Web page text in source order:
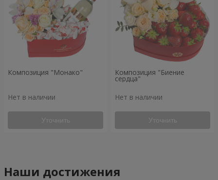
Композиция "Монако"
Нет в наличии
Уточнить
Композиция "Биение
сердца"
Нет в наличии
Уточнить
Наши достижения